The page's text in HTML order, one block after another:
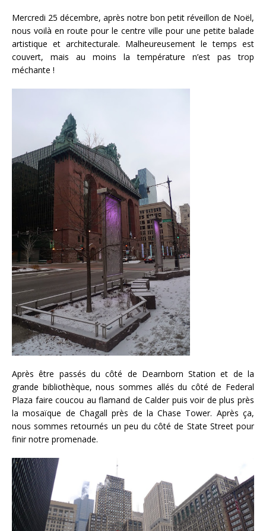
Mercredi 25 décembre, après notre bon petit réveillon de Noël,
nous voilà en route pour le centre ville pour une petite balade
artistique et architecturale. Malheureusement le temps est
couvert, mais au moins la température n’est pas trop
méchante !
Après être passés du côté de Dearnborn Station et de la
grande bibliothèque, nous sommes allés du côté de Federal
Plaza faire coucou au flamand de Calder puis voir de plus près
la mosaïque de Chagall près de la Chase Tower. Après ça,
nous sommes retournés un peu du côté de State Street pour
finir notre promenade.